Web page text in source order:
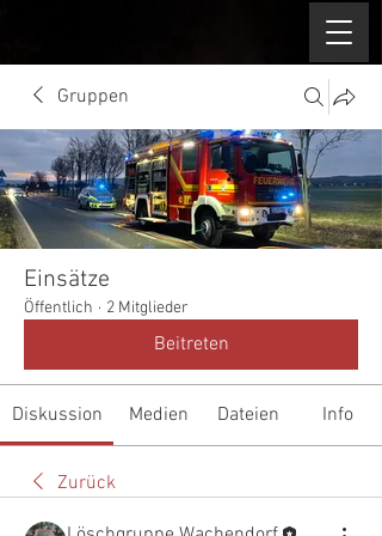
Gruppen
Einsätze
Öffentlich · 2 Mitglieder
Beitreten
Diskussion Medien Dateien Info
Zurück